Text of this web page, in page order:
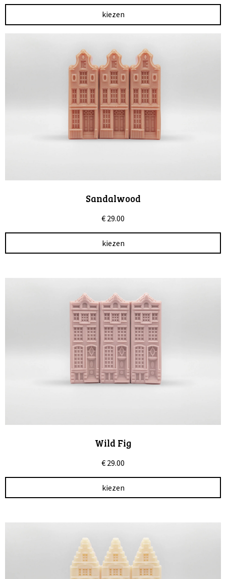
kiezen
Sandalwood
€ 29.00
kiezen
Wild Fig
€ 29.00
kiezen